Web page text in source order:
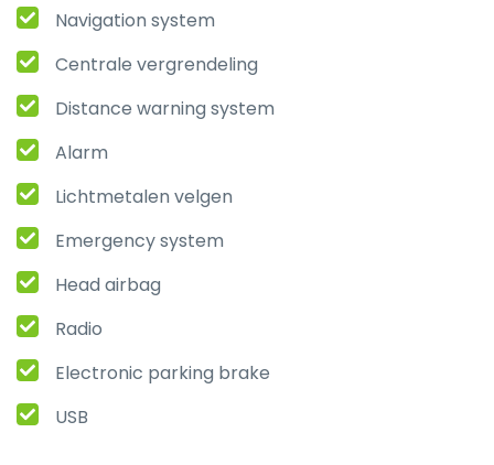
Navigation system
Centrale vergrendeling
Distance warning system
Alarm
Lichtmetalen velgen
Emergency system
Head airbag
Radio
Electronic parking brake
USB